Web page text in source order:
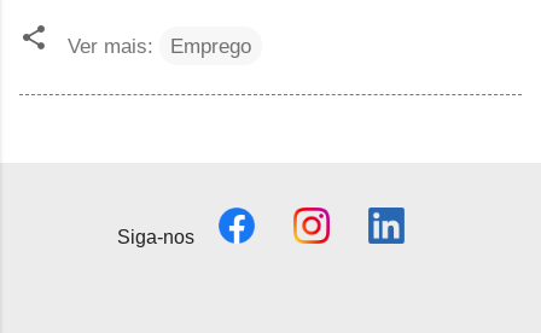
Ver mais: Emprego
Siga-nos